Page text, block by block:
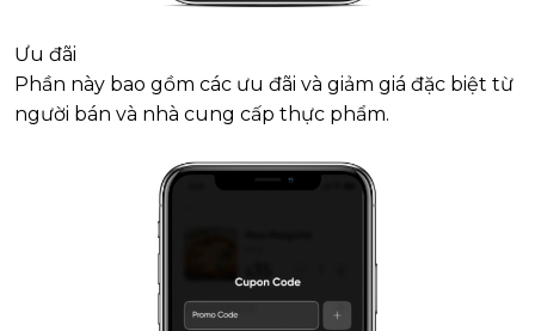
Ưu đãi
Phần này bao gồm các ưu đãi và giảm giá đặc biệt từ
người bán và nhà cung cấp thực phẩm.